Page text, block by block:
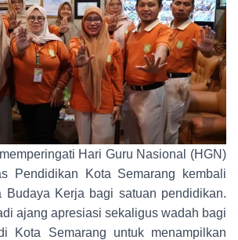
Hari Guru Nasional (HGN)
Pendidikan Kota Semarang kembali
Budaya Kerja bagi satuan pendidikan.
ajang apresiasi sekaligus wadah bagi
Kota Semarang untuk menampilkan